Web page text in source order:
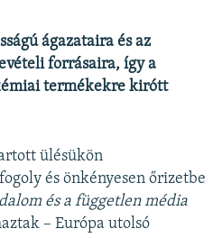
ágazataira és az
forrásaira, így a
termékekre kirótt
ülésükön
és önkényesen őrizetbe
és a független média
– Európa utolsó